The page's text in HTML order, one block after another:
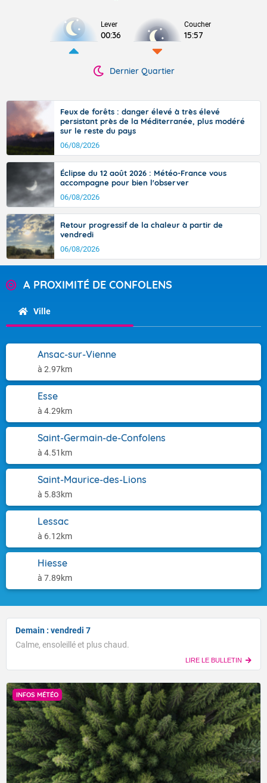
Lever
00:36
Coucher
15:57
Dernier Quartier
Feux de forêts : danger élevé à très élevé
persistant près de la Méditerranée, plus modéré
sur le reste du pays
06/08/2026
Éclipse du 12 août 2026 : Météo-France vous
accompagne pour bien l'observer
06/08/2026
Retour progressif de la chaleur à partir de
vendredi
06/08/2026
A PROXIMITÉ DE CONFOLENS
Ville
Ansac-sur-Vienne
à 2.97km
Esse
à 4.29km
Saint-Germain-de-Confolens
à 4.51km
Saint-Maurice-des-Lions
à 5.83km
Lessac
à 6.12km
Hiesse
à 7.89km
Demain : vendredi 7
Calme, ensoleillé et plus chaud.
LIRE LE BULLETIN
INFOS MÉTÉO